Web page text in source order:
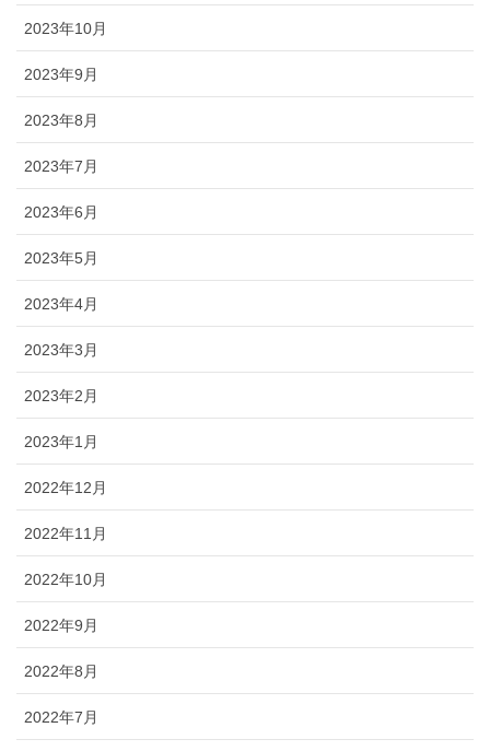
2023年10月
2023年9月
2023年8月
2023年7月
2023年6月
2023年5月
2023年4月
2023年3月
2023年2月
2023年1月
2022年12月
2022年11月
2022年10月
2022年9月
2022年8月
2022年7月